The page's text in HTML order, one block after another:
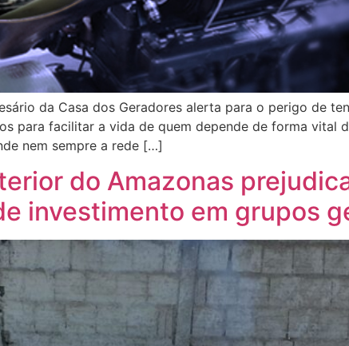
da Casa dos Geradores alerta para o perigo de
para facilitar a vida de quem depende de forma vital
nem sempre a rede […]
do Amazonas
investimento em grupos